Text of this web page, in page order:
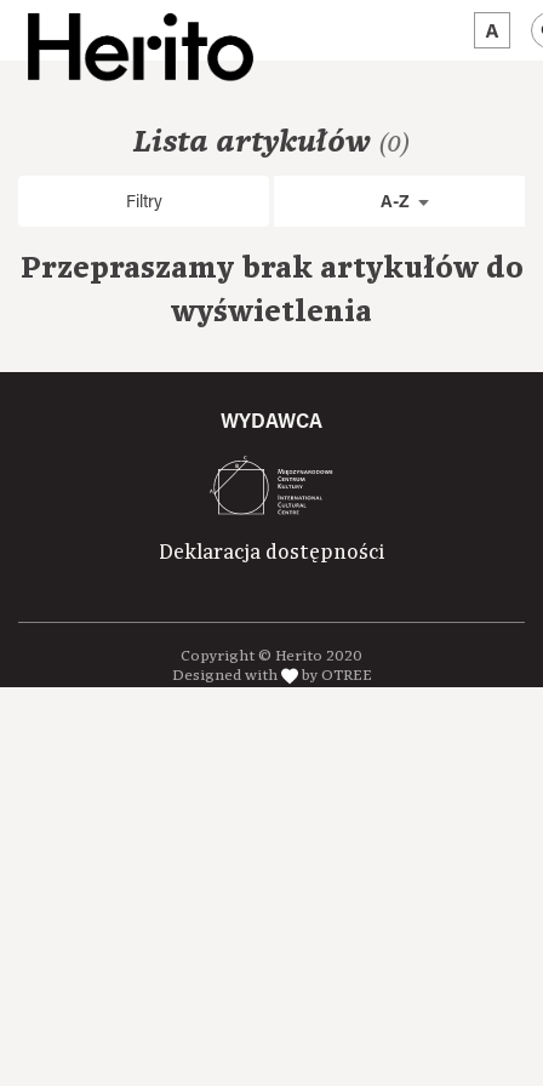
MAMY NA OKU
JĘZYK: PL
Lista artykułów (0)
Filtry A-Z
Przepraszamy brak artykułów do
wyświetlenia
WYDAWCA
Deklaracja dostępności
Copyright © Herito 2020
Designed with
by OTREE